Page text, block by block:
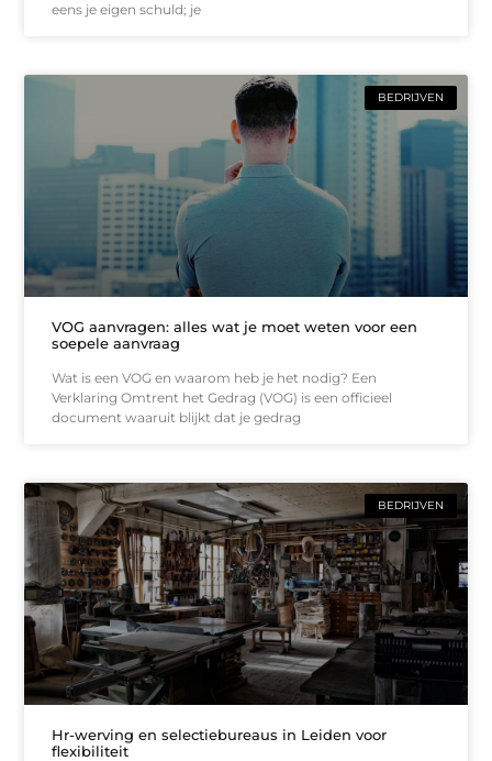
eens je eigen schuld; je
BEDRIJVEN
VOG aanvragen: alles wat je moet weten voor een
soepele aanvraag
Wat is een VOG en waarom heb je het nodig? Een
Verklaring Omtrent het Gedrag (VOG) is een officieel
document waaruit blijkt dat je gedrag
BEDRIJVEN
Hr-werving en selectiebureaus in Leiden voor
flexibiliteit